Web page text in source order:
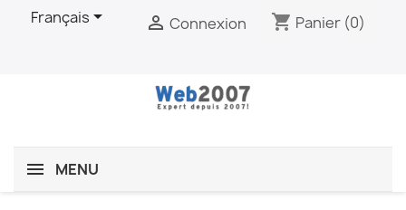
Français  Connexion shopping_cart Panier (0)
MENU